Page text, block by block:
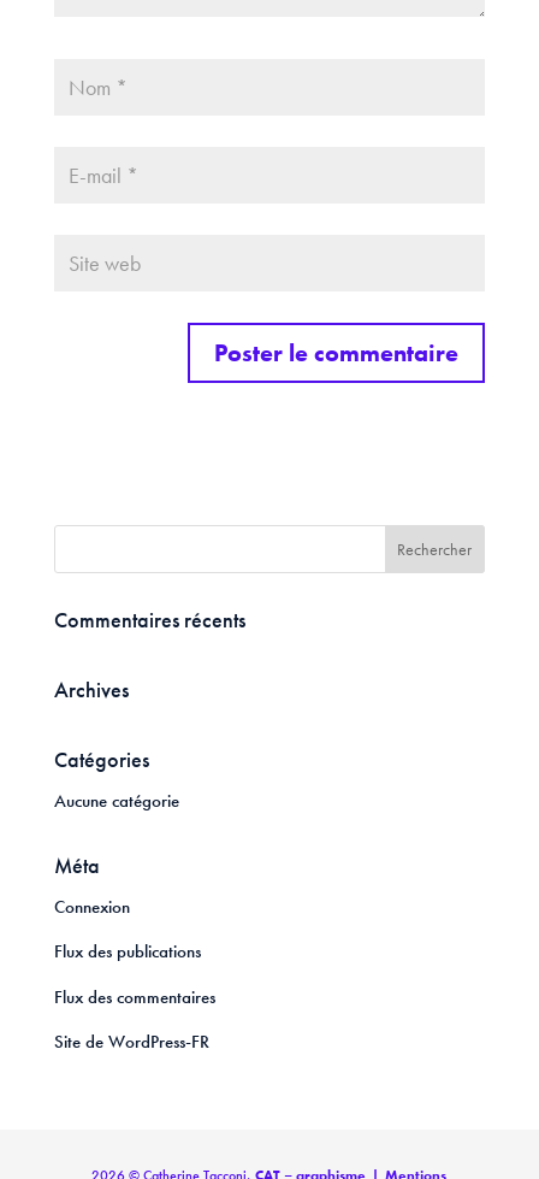
Commentaires récents
Archives
Catégories
Aucune catégorie
Méta
Connexion
Flux des publications
Flux des commentaires
Site de WordPress-FR